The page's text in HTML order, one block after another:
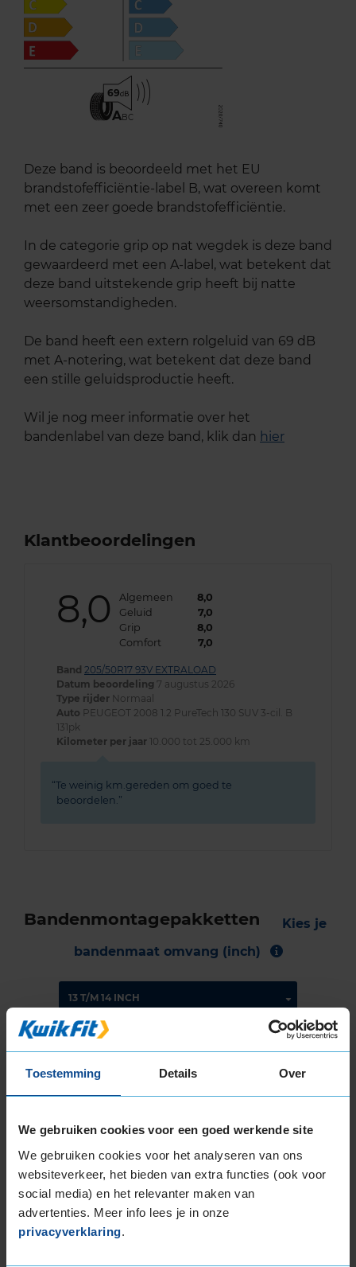
Toestemming Details Over
We gebruiken cookies voor een goed werkende site
We gebruiken cookies voor het analyseren van ons
websiteverkeer, het bieden van extra functies (ook voor
social media) en het relevanter maken van
advertenties. Meer info lees je in onze
privacyverklaring.
69
ABC
Deze band is beoordeeld met het EU
brandstofefficiëntie-label B, wat overeen komt
met een zeer goede brandstofefficiëntie.
In de categorie grip op nat wegdek is deze band
gewaardeerd met een A-label, wat betekent dat
deze band uitstekende grip heeft bij natte
weersomstandigheden.
De band heeft een extern rolgeluid van 69 dB
met A-notering, wat betekent dat deze band
een stille geluidsproductie heeft.
Wil je nog meer informatie over het
bandenlabel van deze band, klik dan hier
Klantbeoordelingen
8,0 Algemeen
8,0
Geluid
7,0
Grip
8,0
Comfort
7,0
Band 205/50R17 93V EXTRALOAD
Datum beoordeling 7 augustus 2026
Type rijder Normaal
Auto PEUGEOT 2008 1.2 PureTech 130 SUV 3-cil. B
131pk
Kilometer per jaar 10.000 tot 25.000 km
Te weinig km.gereden om goed te
beoordelen.
Bandenmontagepakketten
Kies je
bandenmaat omvang (inch)
Per band
Montage
Balanceren
Ventiel of TPMS service
Stikstof
Bandengarantieplan